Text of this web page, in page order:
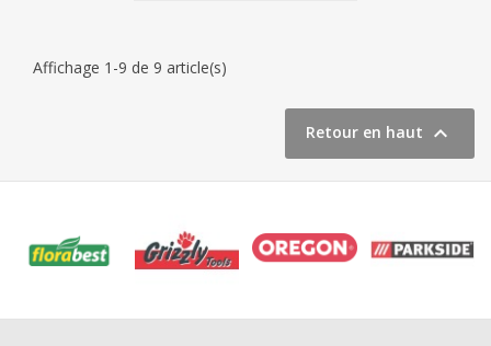
Affichage 1-9 de 9 article(s)
Retour en haut 